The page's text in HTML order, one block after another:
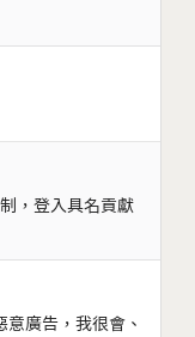
，登入具名貢獻
廣告，我很會、